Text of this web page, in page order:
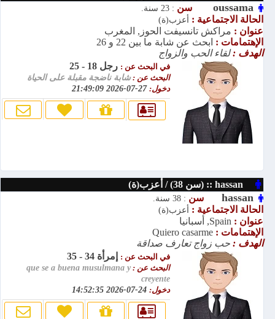
oussama سن : 23 سنة.
الحالة الاجتماعية : أعزب(ة)
عنوان : مراكش تانسيفت الحوز, المغرب
الإهتمامات : ابحث عن شابة ما بين 22 و 26
الهدف :لقاء الحب والزواج
في البحث عن : رجل 18 - 25
البحث عن :شابة ناضجة مقبلة على الحياة
دخول: 27-07-2026 21:49:09
hassan :: (سن 38) / أعزب(ة)
hassan سن : 38 سنة.
الحالة الاجتماعية : أعزب(ة)
عنوان : Spain, أسبانيا
الإهتمامات : Quiero casarme
الهدف : حب زواج تعارف صداقة
في البحث عن : إمرأة 34 - 35
البحث عن : que se a buena musulmana y
creyente
دخول: